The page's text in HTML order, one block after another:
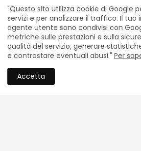
Luglio 01, 2026
FATTI EDITORIALI
"Questo sito utilizza cookie di Google
servizi e per analizzare il traffico. Il tuo
agente utente sono condivisi con
metriche sulle prestazioni e sulla
qualità del servizio, generare
e contrastare eventuali abusi." Per
Accetta